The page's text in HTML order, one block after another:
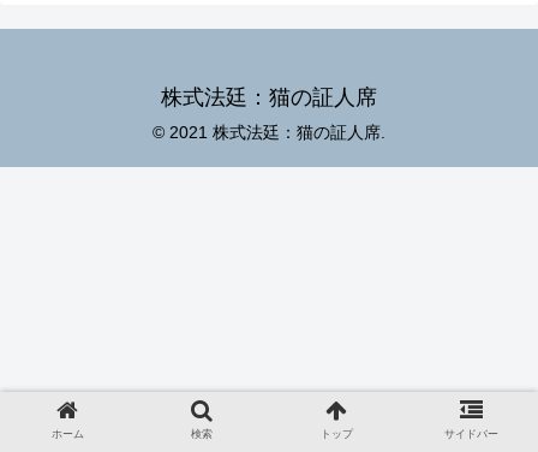
株式法廷：猫の証人席
© 2021 株式法廷：猫の証人席.
ホーム 検索 トップ サイドバー